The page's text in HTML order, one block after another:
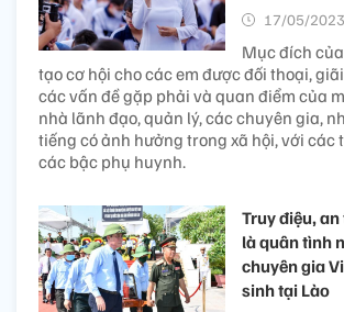
17/05/2023
Mục đích
tạo cơ hội cho các em được đối thoại,
các vấn đề gặp phải và quan điểm của
nhà lãnh đạo, quản lý, các chuyên gia,
tiếng có ảnh hưởng trong xã hội, với các
các bậc phụ huynh.
Truy điệu,
là quân tình
chuyên gia
sinh tại Lào